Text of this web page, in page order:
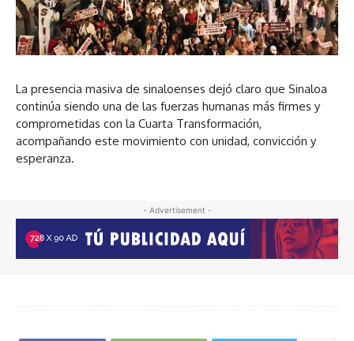
La presencia masiva de sinaloenses dejó claro que Sinaloa
continúa siendo una de las fuerzas humanas más firmes y
comprometidas con la Cuarta Transformación,
acompañando este movimiento con unidad, convicción y
esperanza.
- Advertisement -